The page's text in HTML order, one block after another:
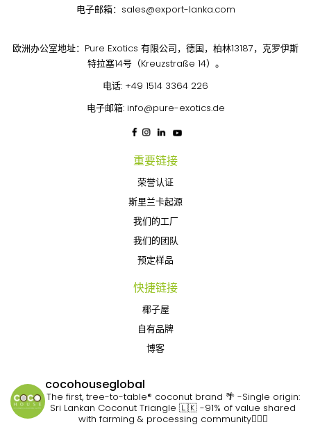
电子邮箱： sales@export-lanka.com
欧洲办公室地址：Pure Exotics 有限公司，德国，柏林13187，克罗伊斯
特拉塞14号（Kreuzstraße 14）。
电话: +49 1514 3364 226
电子邮箱: info@pure-exotics.de
重要链接
荣誉认证
斯里兰卡起源
我们的工厂
我们的团队
预定样品
快捷链接
椰子屋
自有品牌
博客
cocohouseglobal
The first, tree-to-table® coconut brand 🌴 -Single origin:
Sri Lankan Coconut Triangle 🇱🇰 -91% of value shared
with farming & processing community👷🏽‍♀️